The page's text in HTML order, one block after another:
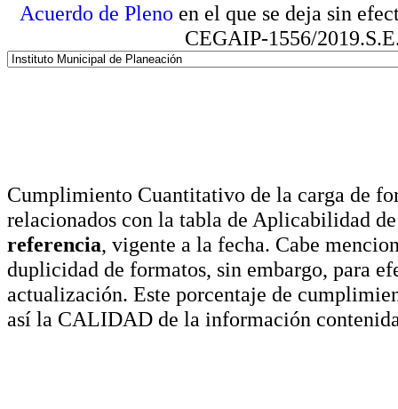
Acuerdo de Pleno en el que se deja sin
CEGAIP-1556/
Cumplimiento Cuantitativo de la carga de
relacionados con la tabla de Aplicabilidad
referencia, vigente a la fecha. Cabe
duplicidad de formatos, sin embargo, para
actualización. Este porcentaje de
así la CALIDAD de la información